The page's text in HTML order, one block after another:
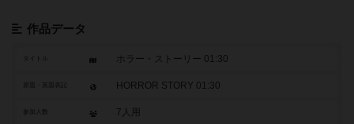
作品データ
タイトル ホラー・ストーリー 01:30
原題・英題表記 HORROR STORY 01:30
参加人数 7人用